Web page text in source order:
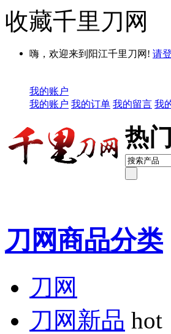
收藏千里刀网
嗨，欢迎来到阳江千里刀网! 请
我的账户
我的账户 我的订单 我的留言 我
热
刀网商品分类
刀网
刀网新品 hot